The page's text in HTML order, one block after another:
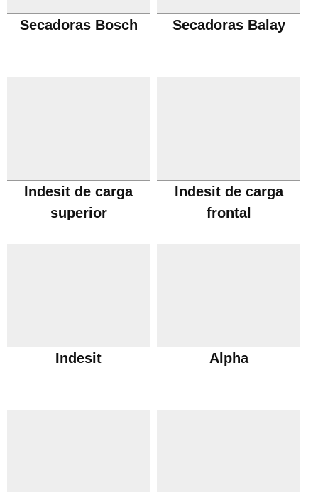
Secadoras Bosch Secadoras Balay
Indesit de carga
superior
Indesit de carga
frontal
Indesit Alpha